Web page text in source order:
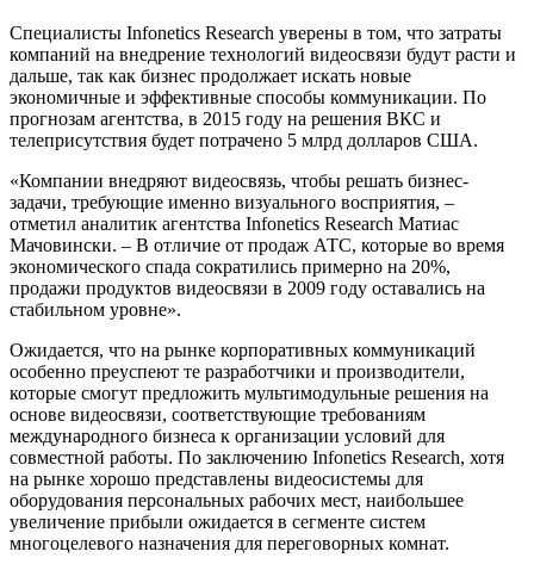
Специалисты Infonetics Research уверены в том, что затраты
компаний на внедрение технологий видеосвязи будут расти и
дальше, так как бизнес продолжает искать новые
экономичные и эффективные способы коммуникации. По
прогнозам агентства, в 2015 году на решения ВКС и
телеприсутствия будет потрачено 5 млрд долларов США.
«Компании внедряют видеосвязь, чтобы решать бизнес-
задачи, требующие именно визуального восприятия, –
отметил аналитик агентства Infonetics Research Матиас
Мачовински. – В отличие от продаж АТС, которые во время
экономического спада сократились примерно на 20%,
продажи продуктов видеосвязи в 2009 году оставались на
стабильном уровне».
Ожидается, что на рынке корпоративных коммуникаций
особенно преуспеют те разработчики и производители,
которые смогут предложить мультимодульные решения на
основе видеосвязи, соответствующие требованиям
международного бизнеса к организации условий для
совместной работы. По заключению Infonetics Research, хотя
на рынке хорошо представлены видеосистемы для
оборудования персональных рабочих мест, наибольшее
увеличение прибыли ожидается в сегменте систем
многоцелевого назначения для переговорных комнат.